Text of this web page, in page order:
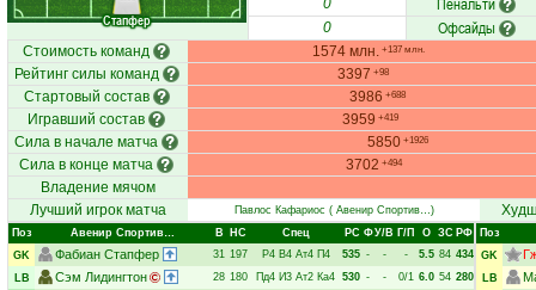
Стапфер
0
0 Офсайды
Стоимость команд 1574 млн. +137 млн.
Рейтинг силы команд 3397 +98
Стартовый состав 3986 +688
Игравший состав 3959 +419
Сила в начале матча 5850 +1926
Сила в конце матча 3702 +494
Владение мячом
Лучший игрок матча
Павлос Кафариос ( Авенир Спортив…)
Поз Авенир Спортив… В НC Спец РC ФУ/В Г/П О ЗС РФ
GK
Фабиан Стапфер 31 197 Р4 В4 Ат4 П4 535 - - - 5.5 84 434
LB
Сэм Лидингтон 28 180 Пд4 И3 Ат2 Ка4 530 - - 0/1 6.0 54 280
Поз
GK
LB